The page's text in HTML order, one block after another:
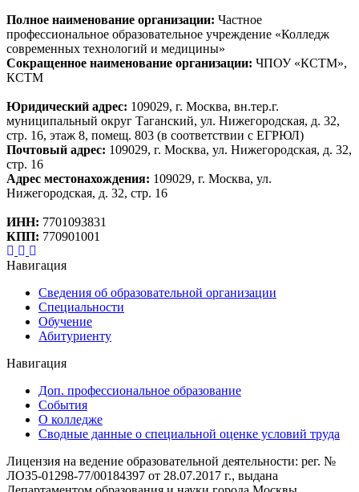
Полное наименование организации: Частное
профессиональное образовательное учреждение «Колледж
современных технологий и медицины»
Сокращенное наименование организации: ЧПОУ «КСТМ»,
КСТМ
Юридический адрес: 109029, г. Москва, вн.тер.г.
муниципальный округ Таганский, ул. Нижегородская, д. 32,
стр. 16, этаж 8, помещ. 803 (в соответствии с ЕГРЮЛ)
Почтовый адрес: 109029, г. Москва, ул. Нижегородская, д. 32,
стр. 16
Адрес местонахождения: 109029, г. Москва, ул.
Нижегородская, д. 32, стр. 16
ИНН: 7701093831
КПП: 770901001
Навигация
Сведения об образовательной организации
Специальности
Обучение
Абитуриенту
Навигация
Доп. профессиональное образование
События
О колледже
Сводные данные о специальной оценке условий труда
Лицензия на ведение образовательной деятельности: рег. №
ЛОЗ5-01298-77/00184397 от 28.07.2017 г., выдана